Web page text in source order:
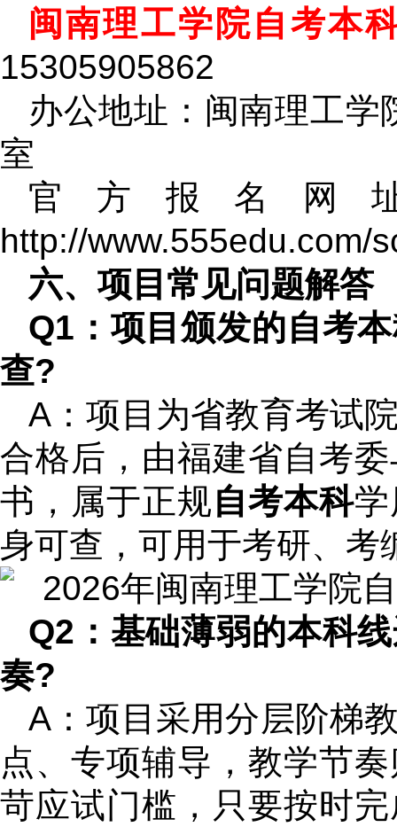
闽南理工学院自考本
15305905862
办公地址：闽南理工
室
官方报名网
http://www.555edu.com/
六、项目常见问题解答
Q1：项目颁发的自考
查?
A：项目为省教育考试
合格后，由福建省自考
书，属于正规自考本科
身可查，可用于考研、考
Q2：基础薄弱的本科
奏?
A：项目采用分层阶梯
点、专项辅导，教学节
苛应试门槛，只要按时